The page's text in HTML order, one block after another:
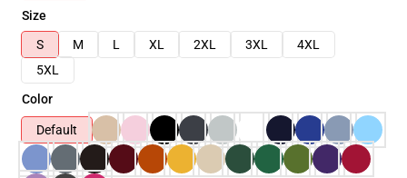
Size
S
M L XL 2XL 3XL
4XL
5XL
Color
Default